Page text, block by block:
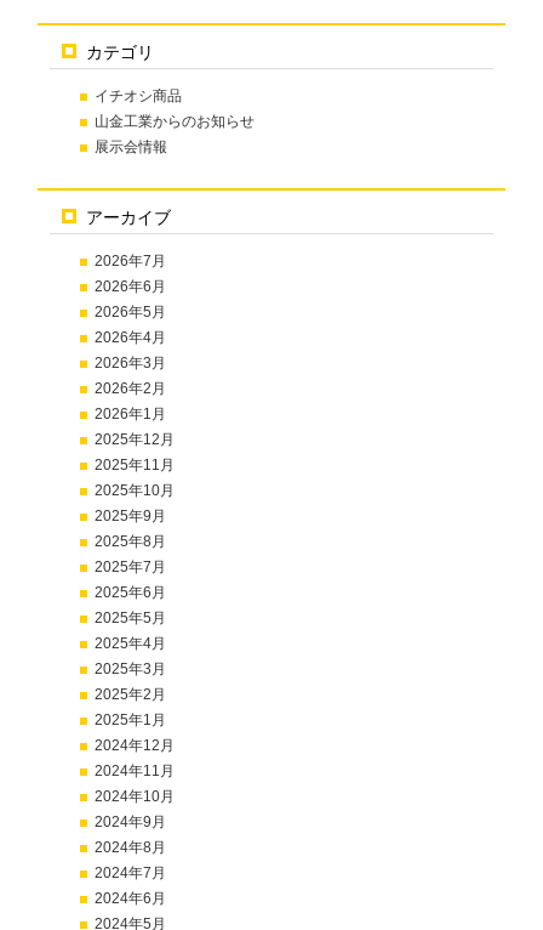
カテゴリ
イチオシ商品
山金工業からのお知らせ
展示会情報
アーカイブ
2026年7月
2026年6月
2026年5月
2026年4月
2026年3月
2026年2月
2026年1月
2025年12月
2025年11月
2025年10月
2025年9月
2025年8月
2025年7月
2025年6月
2025年5月
2025年4月
2025年3月
2025年2月
2025年1月
2024年12月
2024年11月
2024年10月
2024年9月
2024年8月
2024年7月
2024年6月
2024年5月